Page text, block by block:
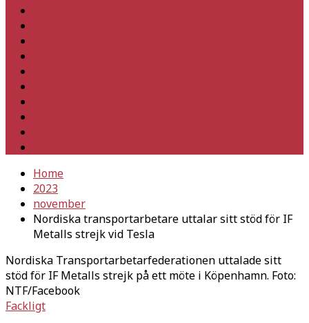
Home
2023
november
Nordiska transportarbetare uttalar sitt stöd för IF
Metalls strejk vid Tesla
Nordiska Transportarbetarfederationen uttalade sitt
stöd för IF Metalls strejk på ett möte i Köpenhamn. Foto:
NTF/Facebook
Fackligt